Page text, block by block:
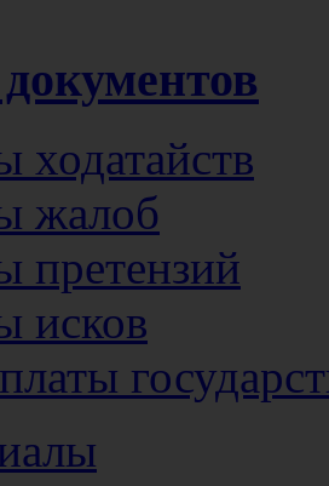
ходатайств
жалоб
претензий
исков